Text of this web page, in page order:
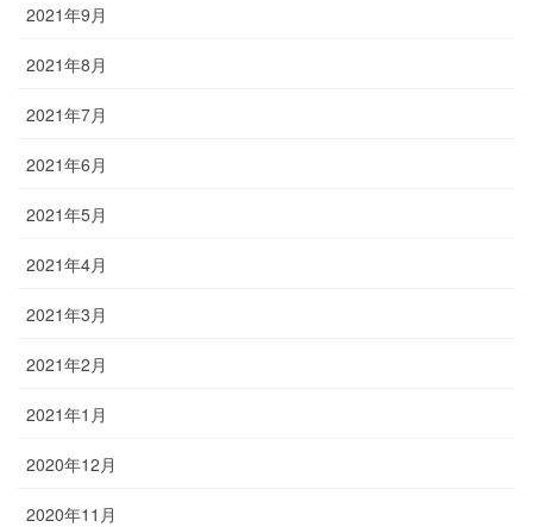
2021年9月
2021年8月
2021年7月
2021年6月
2021年5月
2021年4月
2021年3月
2021年2月
2021年1月
2020年12月
2020年11月